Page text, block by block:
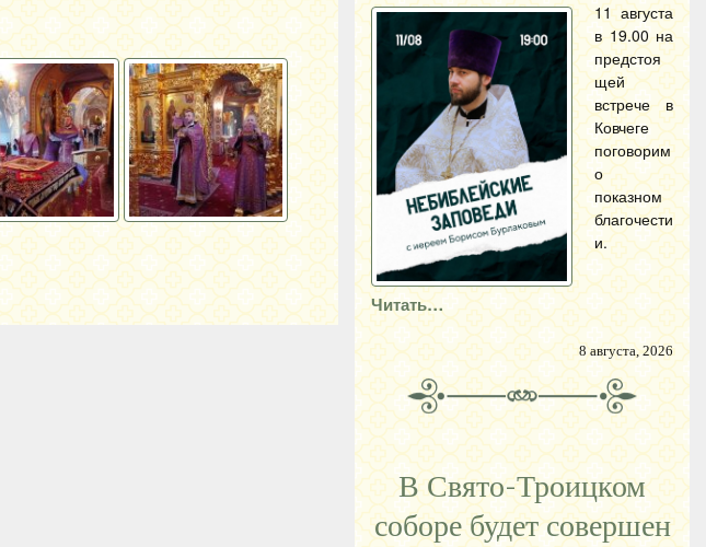
11 августа
в 19.00 на
предстоя
щей
встрече в
Ковчеге
поговорим
о
показном
благочести
и.
Читать…
8 августа, 2026
В Свято-Троицком
соборе будет совершен